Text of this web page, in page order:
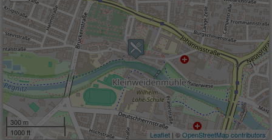
300 m
1000 ft
Leaflet | ©OpenStreetMap contributors